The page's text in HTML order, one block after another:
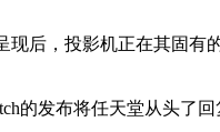
后，投影机正在其固有
发布将任天堂从头了回